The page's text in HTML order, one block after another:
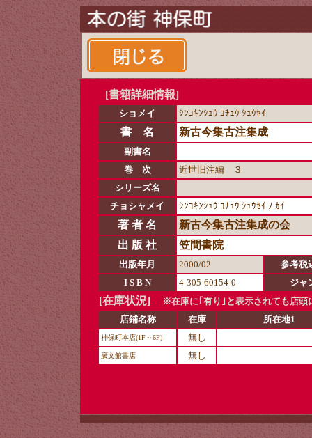
[書籍詳細情報]
ショメイ ｼﾝｺｷﾝｼｭｳ ｺﾁｭｳ ｼｭｳｾｲ
書 名 新古今集古注集成
副書名
巻 次
近世旧注編 ３
シリーズ名
チョシャメイ
ｼﾝｺｷﾝｼｭｳ ｺﾁｭｳ ｼｭｳｾｲ ﾉ ｶｲ
著 者 名
新古今集古注集成の会
出 版 社
笠間書院
出版年月 2000/02
参考税
I S B N
4-305-60154-0 ジャ
[在庫状況]
※在庫に｢有り｣と表示されても店頭
店鋪名称
在庫 所在地1
神保町本店(1F～6F) 無し
廣文館書店 無し